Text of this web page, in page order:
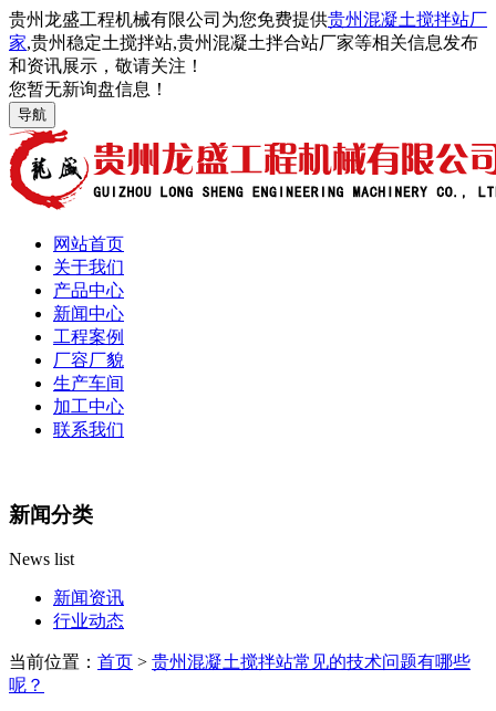
贵州龙盛工程机械有限公司为您免费提供贵州混凝土搅拌站厂
家,贵州稳定土搅拌站,贵州混凝土拌合站厂家等相关信息发布
和资讯展示，敬请关注！
您暂无新询盘信息！
导航
网站首页
关于我们
产品中心
新闻中心
工程案例
厂容厂貌
生产车间
加工中心
联系我们
新闻分类
News list
新闻资讯
行业动态
当前位置： 首页 > 贵州混凝土搅拌站常见的技术问题有哪些
呢？